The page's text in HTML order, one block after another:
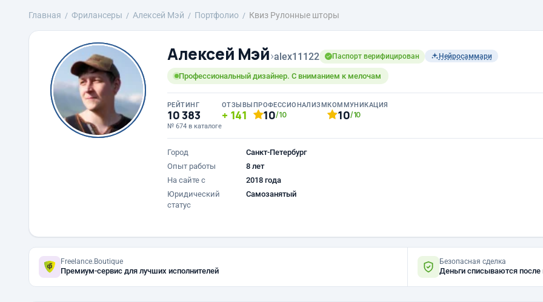
Главная Фрилансеры Алексей Мэй Портфолио Квиз Рулонные шторы
Алексей Мэй›alex11122 Паспорт верифицирован Нейросаммари
Профессиональный дизайнер. С вниманием к мелочам
РЕЙТИНГ
10 383
№ 674 в каталоге
ОТЗЫВЫ
141
ПРОФЕССИОНАЛИЗМ
10/10
КОММУНИКАЦИЯ
10/10
Город
Санкт-Петербург
Опыт работы
8 лет
На сайте с
2018 года
Юридический
статус
Самозанятый
Freelance.Boutique
Премиум-сервис для лучших исполнителей
Безопасная сделка
Деньги списываются после